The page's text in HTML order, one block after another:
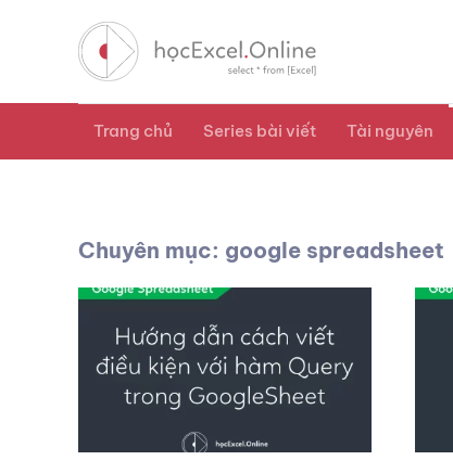
Trang chủ Series bài viết Tài nguyên
Chuyên mục: google spreadsheet